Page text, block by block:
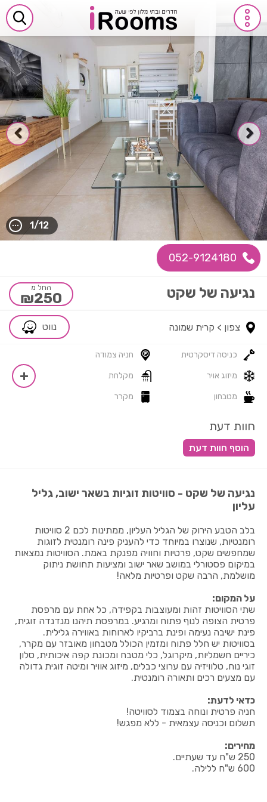
052-9124180
החל מ
₪250
נווט
1/12
נגיעה של שקט
צפון > קרית שמונה
כניסה דיסקרטית חניה צמודה
מיזוג אויר מקלחת
מטבחון מקרר
חוות דעת
נגיעה של שקט - סוויטות זוגיות בשאר ישוב, גליל
עליון
בלב הטבע הירוק של הגליל העליון, ממתינות לכם 2 סוויטות
רומנטיות, שנוצרו במיוחד כדי להעניק פינה רומנטית לזוגות
שמחפשים שקט, פרטיות וחוויה מפנקת באמת. הסוויטות נמצאות
במיקום פסטורלי במושב שאר ישוב ומציעות תחושת ניתוק
מושלמת, הרבה שקט ופרטיות מלאה!
על המקום:
שתי הסוויטות זהות ומעוצבות בקפידה, כל אחת עם מרפסת
פרטית הצופה לנוף פתוח ומרגיע. במרפסת תיהנו מנדנדה זוגית,
פינת ישיבה נעימה ופינת ברביקיו לארוחות באווירה גלילית.
בסוויטות יש חלל פתוח ומזמין הכולל מטבחון מאובזר עם מקרר,
כיריים חשמליות, מיקרוגל, כלי מטבח ומכונת קפה איכותית, סלון
זוגי נוח, טלוויזיה עם ערוצי כבלים, מיזוג אוויר ומיטה זוגית גדולה
עם מצעים רכים ותאורה רומנטית.
כדאי לדעת:
חניה פרטית ונוחה בצמוד לסוויטה!
תשלום וכניסה עצמאית - ללא מפגש!
מחירים:
250 ש"ח עד שעתיים.
600 ש"ח ללילה.